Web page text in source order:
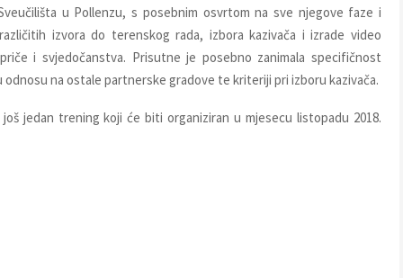
u Pollenzu, s posebnim osvrtom na sve njegove faze i
izvora do terenskog rada, izbora kazivača i izrade video
i svjedočanstva. Prisutne je posebno zanimala specifičnost
na ostale partnerske gradove te kriteriji pri izboru kazivača.
jedan trening koji će biti organiziran u mjesecu listopadu 2018.